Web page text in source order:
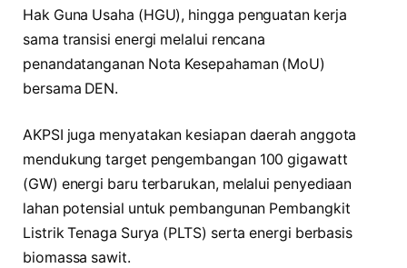
Hak Guna Usaha (HGU), hingga penguatan kerja
sama transisi energi melalui rencana
penandatanganan Nota Kesepahaman (MoU)
bersama DEN.
AKPSI juga menyatakan kesiapan daerah anggota
mendukung target pengembangan 100 gigawatt
(GW) energi baru terbarukan, melalui penyediaan
lahan potensial untuk pembangunan Pembangkit
Listrik Tenaga Surya (PLTS) serta energi berbasis
biomassa sawit.